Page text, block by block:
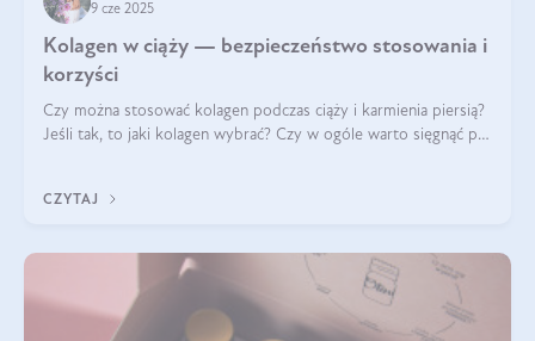
9 cze 2025
Kolagen w ciąży — bezpieczeństwo stosowania i
korzyści
Czy można stosować kolagen podczas ciąży i karmienia piersią?
Jeśli tak, to jaki kolagen wybrać? Czy w ogóle warto sięgnąć po
CZYTAJ